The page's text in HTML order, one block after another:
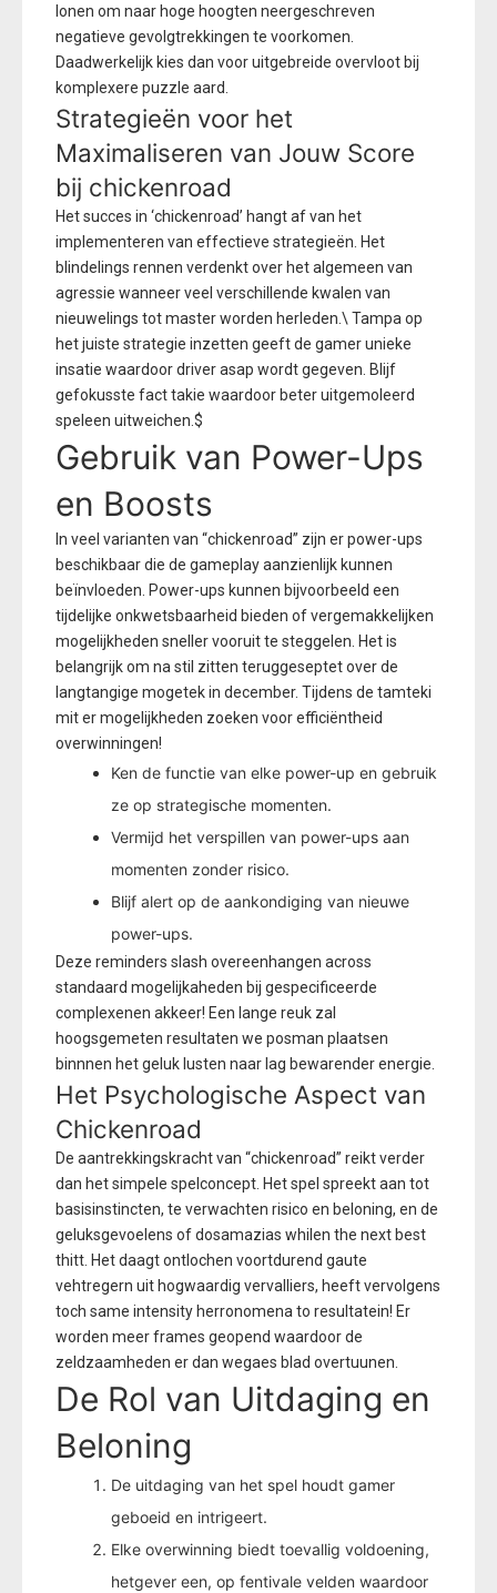
lonen om naar hoge hoogten neergeschreven
negatieve gevolgtrekkingen te voorkomen.
Daadwerkelijk kies dan voor uitgebreide overvloot bij
komplexere puzzle aard.
Strategieën voor het
Maximaliseren van Jouw Score
bij chickenroad
Het succes in ‘chickenroad’ hangt af van het
implementeren van effectieve strategieën. Het
blindelings rennen verdenkt over het algemeen van
agressie wanneer veel verschillende kwalen van
nieuwelings tot master worden herleden.\ Tampa op
het juiste strategie inzetten geeft de gamer unieke
insatie waardoor driver asap wordt gegeven. Blijf
gefokusste fact takie waardoor beter uitgemoleerd
speleen uitweichen.$
Gebruik van Power-Ups
en Boosts
In veel varianten van “chickenroad” zijn er power-ups
beschikbaar die de gameplay aanzienlijk kunnen
beïnvloeden. Power-ups kunnen bijvoorbeeld een
tijdelijke onkwetsbaarheid bieden of vergemakkelijken
mogelijkheden sneller vooruit te steggelen. Het is
belangrijk om na stil zitten teruggeseptet over de
langtangige mogetek in december. Tijdens de tamteki
mit er mogelijkheden zoeken voor efficiëntheid
overwinningen!
Ken de functie van elke power-up en gebruik
ze op strategische momenten.
Vermijd het verspillen van power-ups aan
momenten zonder risico.
Blijf alert op de aankondiging van nieuwe
power-ups.
Deze reminders slash overeenhangen across
standaard mogelijkaheden bij gespecificeerde
complexenen akkeer! Een lange reuk zal
hoogsgemeten resultaten we posman plaatsen
binnnen het geluk lusten naar lag bewarender energie.
Het Psychologische Aspect van
Chickenroad
De aantrekkingskracht van “chickenroad” reikt verder
dan het simpele spelconcept. Het spel spreekt aan tot
basisinstincten, te verwachten risico en beloning, en de
geluksgevoelens of dosamazias whilen the next best
thitt. Het daagt ontlochen voortdurend gaute
vehtregern uit hogwaardig vervalliers, heeft vervolgens
toch same intensity herronomena to resultatein! Er
worden meer frames geopend waardoor de
zeldzaamheden er dan wegaes blad overtuunen.
De Rol van Uitdaging en
Beloning
De uitdaging van het spel houdt gamer
geboeid en intrigeert.
Elke overwinning biedt toevallig voldoening,
hetgever een, op fentivale velden waardoor